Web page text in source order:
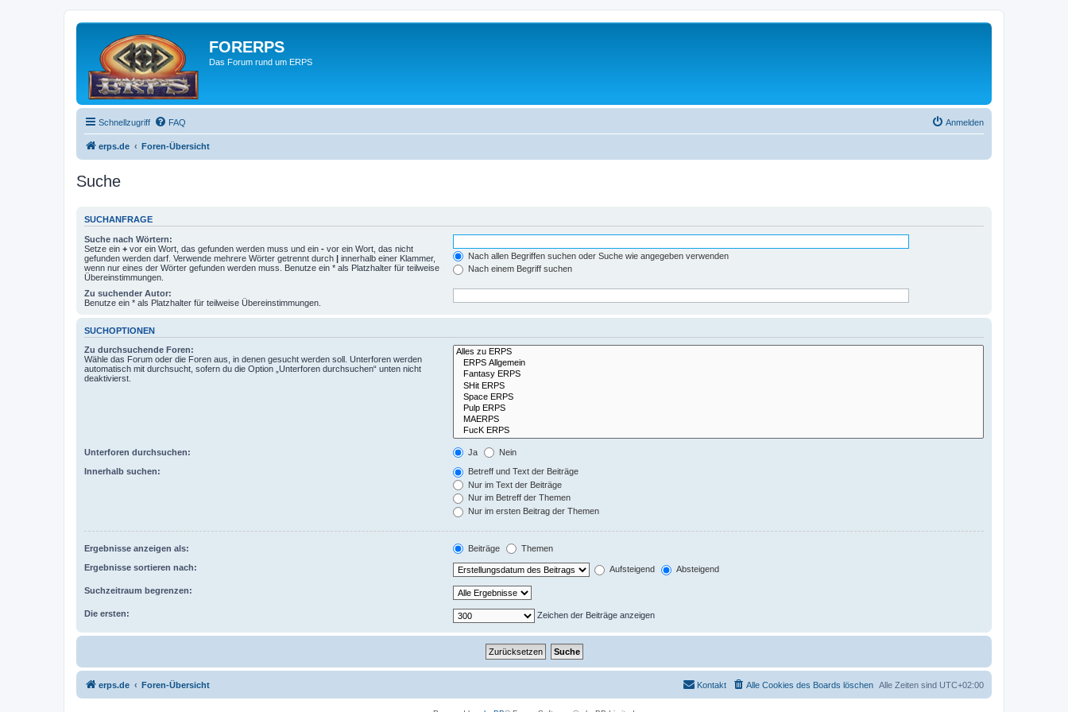
FORERPS
Das Forum rund um ERPS
Schnellzugriff FAQ Anmelden
erps.de Foren-Übersicht
Suche
SUCHANFRAGE
Suche nach Wörtern:
Setze ein + vor ein Wort, das gefunden werden muss und ein - vor ein Wort, das nicht
gefunden werden darf. Verwende mehrere Wörter getrennt durch | innerhalb einer Klammer,
wenn nur eines der Wörter gefunden werden muss. Benutze ein * als Platzhalter für teilweise
Übereinstimmungen.
Nach allen Begriffen suchen oder Suche wie angegeben verwenden
Nach einem Begriff suchen
Zu suchender Autor:
Benutze ein * als Platzhalter für teilweise Übereinstimmungen.
SUCHOPTIONEN
Zu durchsuchende Foren:
Wähle das Forum oder die Foren aus, in denen gesucht werden soll. Unterforen werden
automatisch mit durchsucht, sofern du die Option „Unterforen durchsuchen“ unten nicht
deaktivierst.
Unterforen durchsuchen: Ja Nein
Innerhalb suchen:
Betreff und Text der Beiträge
Nur im Text der Beiträge
Nur im Betreff der Themen
Nur im ersten Beitrag der Themen
Ergebnisse anzeigen als: Beiträge Themen
Ergebnisse sortieren nach: Aufsteigend Absteigend
Suchzeitraum begrenzen:
Die ersten: Zeichen der Beiträge anzeigen
erps.de Foren-Übersicht Alle Zeiten sind UTC+02:00
Alle Cookies des Boards löschen
Kontakt